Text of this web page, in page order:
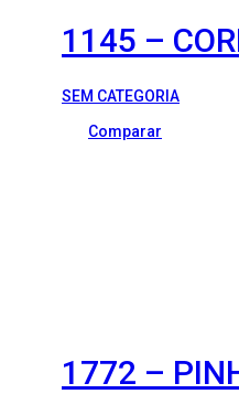
1145 –
SEM CATEGORIA
Comparar
1772 –